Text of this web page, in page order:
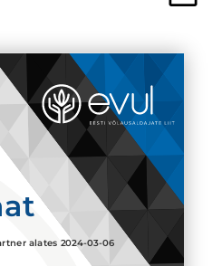
alates 2024-03-06